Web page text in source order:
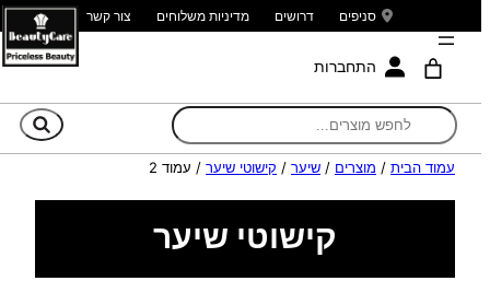
סניפים דרושים מדיניות משלוחים צור קשר
התחברות
עמוד הבית / מוצרים / שיער / קישוטי שיער / עמוד 2
קישוטי שיער